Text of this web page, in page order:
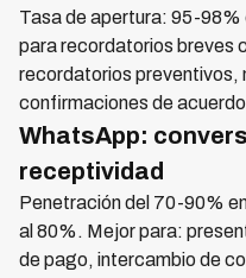
Tasa de apertura: 95-98%
para recordatorios breves
recordatorios preventivos,
confirmaciones de
WhatsApp:
receptividad
Penetración del 70-90%
al 80%. Mejor para:
de pago, intercambio de